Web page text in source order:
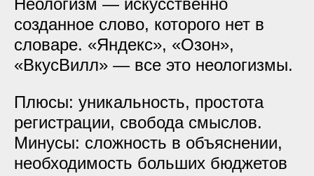
Неологизм — искусственно
созданное слово, которого нет в
словаре. «Яндекс», «Озон»,
«ВкусВилл» — все это неологизмы.
Плюсы: уникальность, простота
регистрации, свобода смыслов.
Минусы: сложность в объяснении,
необходимость больших бюджетов